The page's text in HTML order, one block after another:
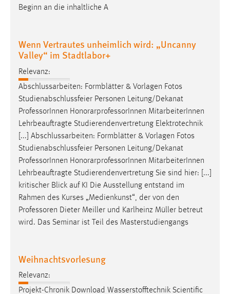
Beginn an die inhaltliche A
Wenn Vertrautes unheimlich wird: „Uncanny
Valley“ im Stadtlabor+
Relevanz:
Abschlussarbeiten: Formblätter & Vorlagen Fotos
Studienabschlussfeier Personen Leitung/Dekanat
Professor Innen HonorarprofessorInnen MitarbeiterInnen
Lehrbeauftragte Studierendenvertretung Elektrotechnik
[...] Abschlussarbeiten: Formblätter & Vorlagen Fotos
Studienabschlussfeier Personen Leitung/Dekanat
Professor Innen HonorarprofessorInnen MitarbeiterInnen
Lehrbeauftragte Studierendenvertretung Sie sind hier: [...]
kritischer Blick auf KI Die Ausstellung entstand im
Rahmen des Kurses „Medienkunst“, der von den
Professoren Dieter Meiller und Karlheinz Müller betreut
wird. Das Seminar ist Teil des Masterstudiengangs
Weihnachtsvorlesung
Relevanz:
Projekt-Chronik Download Wasserstofftechnik Scientific